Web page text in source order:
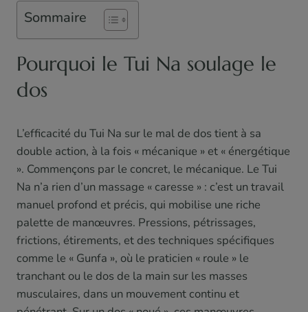
Sommaire
Pourquoi le Tui Na soulage le
dos
L’efficacité du Tui Na sur le mal de dos tient à sa
double action, à la fois « mécanique » et « énergétique
». Commençons par le concret, le mécanique. Le Tui
Na n’a rien d’un massage « caresse » : c’est un travail
manuel profond et précis, qui mobilise une riche
palette de manœuvres. Pressions, pétrissages,
frictions, étirements, et des techniques spécifiques
comme le « Gunfa », où le praticien « roule » le
tranchant ou le dos de la main sur les masses
musculaires, dans un mouvement continu et